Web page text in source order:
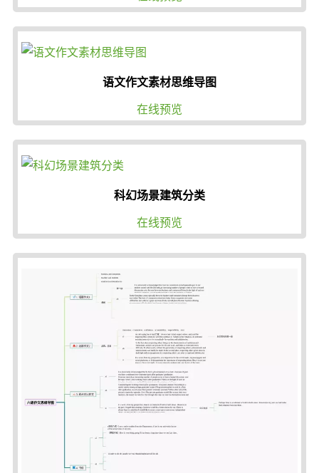
语文作文素材 思维导图
在线预览
科幻场景建筑分类
在线预览